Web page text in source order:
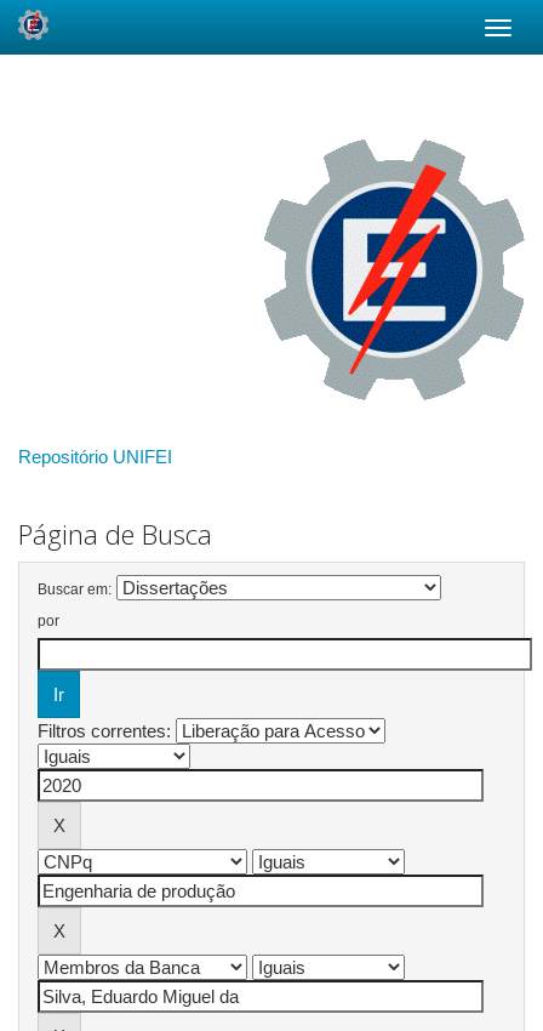
Repositório UNIFEI
Página de Busca
Buscar em:
por
Filtros correntes: